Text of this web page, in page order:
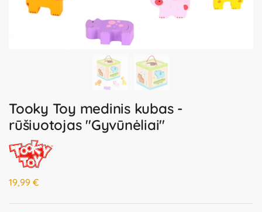
Tooky Toy medinis kubas -
rūšiuotojas "Gyvūnėliai"
19,99 €